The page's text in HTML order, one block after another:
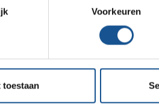
Voorkeuren
toestaan